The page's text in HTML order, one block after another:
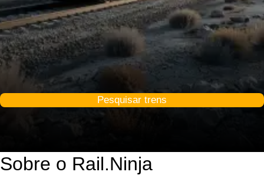
Pesquisar trens
Sobre o Rail.Ninja